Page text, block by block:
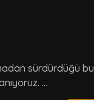
sürdürdüğü bu
...